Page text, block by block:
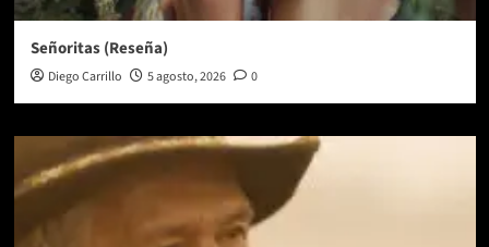
Señoritas (Reseña)
Diego Carrillo 5 agosto, 2026 0